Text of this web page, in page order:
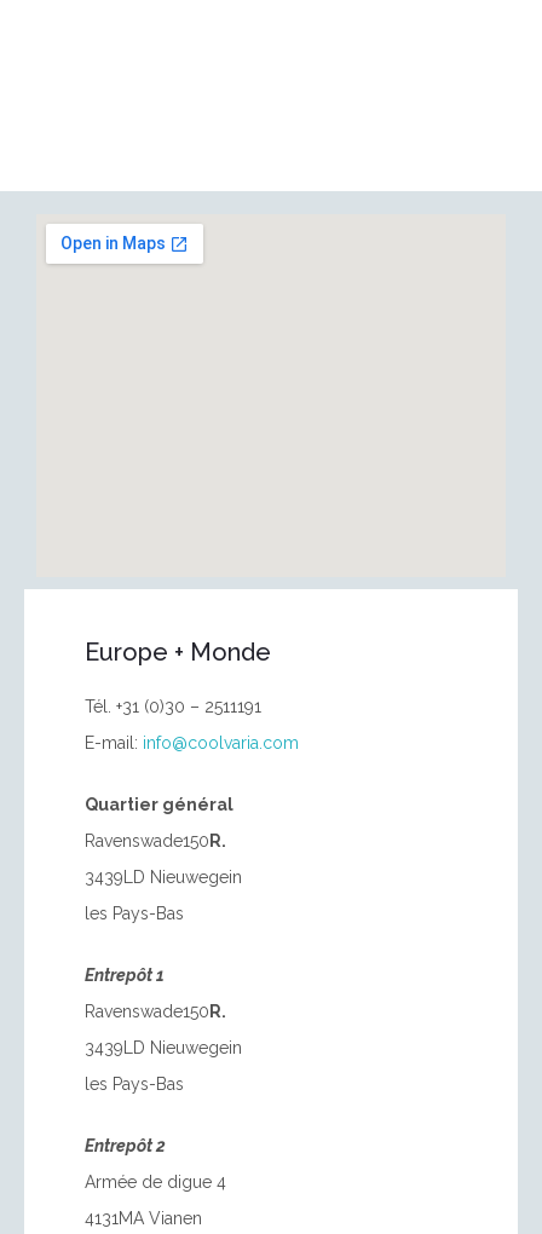
Europe + Monde
Tél. +31 (0)30 – 2511191
E-mail: info@coolvaria.com
Quartier général
Ravenswade150 R.
3439LD Nieuwegein
les Pays-Bas
Entrepôt 1
Ravenswade150 R.
3439LD Nieuwegein
les Pays-Bas
Entrepôt 2
Armée de digue 4
4131MA Vianen